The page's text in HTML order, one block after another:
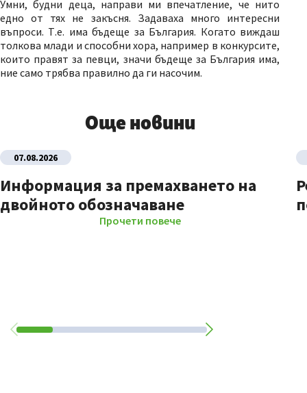
Умни, будни деца, направи ми впечатление, че нито
едно от тях не закъсня. Задаваха много интересни
въпроси. Т.е. има бъдеще за България. Когато виждаш
толкова млади и способни хора, например в конкурсите,
които правят за певци, значи бъдеще за България има,
ние само трябва правилно да ги насочим.
Още новини
07.08.2026
Информация за премахването на
двойното обозначаване
Прочети повече